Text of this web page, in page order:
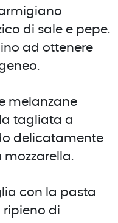
di sale e pepe.
ad ottenere
melanzane
tagliata a
delicatamente
mozzarella.
con la pasta
ripieno di